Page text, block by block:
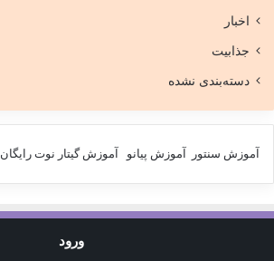
اخبار
جذابیت
دسته‌بندی نشده
آموزش سنتور آموزش پیانو آموزش گیتار نوت رایگان
ورود